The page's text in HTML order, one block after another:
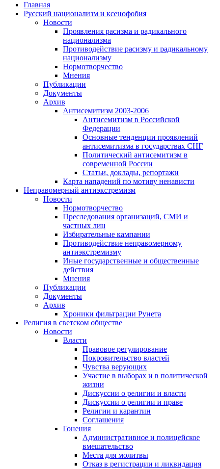
Главная
Русский национализм и ксенофобия
Новости
Проявления расизма и радикального
национализма
Противодействие расизму и радикальному
национализму
Нормотворчество
Мнения
Публикации
Документы
Архив
Антисемитизм 2003-2006
Антисемитизм в Российской
Федерации
Основные тенденции проявлений
антисемитизма в государствах СНГ
Политический антисемитизм в
современной России
Статьи, доклады, репортажи
Карта нападений по мотиву ненависти
Неправомерный антиэкстремизм
Новости
Нормотворчество
Преследования организаций, СМИ и
частных лиц
Избирательные кампании
Противодействие неправомерному
антиэкстремизму
Иные государственные и общественные
действия
Мнения
Публикации
Документы
Архив
Хроники фильтрации Рунета
Религия в светском обществе
Новости
Власти
Правовое регулирование
Покровительство властей
Чувства верующих
Участие в выборах и в политической
жизни
Дискуссии о религии и власти
Дискуссии о религии и праве
Религии и карантин
Соглашения
Гонения
Административное и полицейское
вмешательство
Места для молитвы
Отказ в регистрации и ликвидация